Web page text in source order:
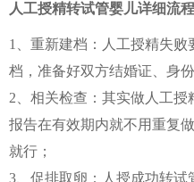
人工授精转试管婴儿详细流程
1、重新建档：人工授精失
档，准备好双方结婚证、身
2、相关检查：其实做人工
报告在有效期内就不用重复
就行；
3、促排取卵：人授成功转